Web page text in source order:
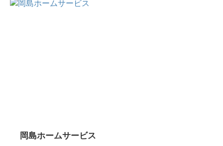
岡島ホームサービス